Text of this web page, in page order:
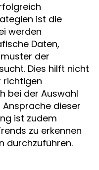
ist die
werden
Daten,
der
Dies hilft nicht
richtigen
bei der Auswahl
dieser
ist zudem
zu erkennen
durchzuführen.